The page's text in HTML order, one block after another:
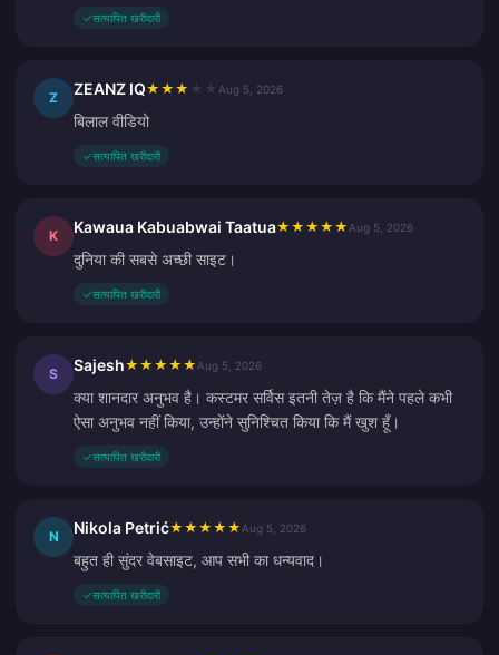
✓सत्यापित खरीदारी
Z ZEANZ IQ★ ★ ★ Aug 5, 2026
बिलाल वीडियो
✓सत्यापित खरीदारी
K Kawaua Kabuabwai Taatua★ ★ ★ ★ ★ Aug 5, 2026
दुनिया की सबसे अच्छी साइट।
✓सत्यापित खरीदारी
S Sajesh★ ★ ★ ★ ★ Aug 5, 2026
क्या शानदार अनुभव है। कस्टमर सर्विस इतनी तेज़ है कि मैंने पहले कभी
ऐसा अनुभव नहीं किया, उन्होंने सुनिश्चित किया कि मैं खुश हूँ।
✓सत्यापित खरीदारी
N Nikola Petrić★ ★ ★ ★ ★ Aug 5, 2026
बहुत ही सुंदर वेबसाइट, आप सभी का धन्यवाद।
✓सत्यापित खरीदारी